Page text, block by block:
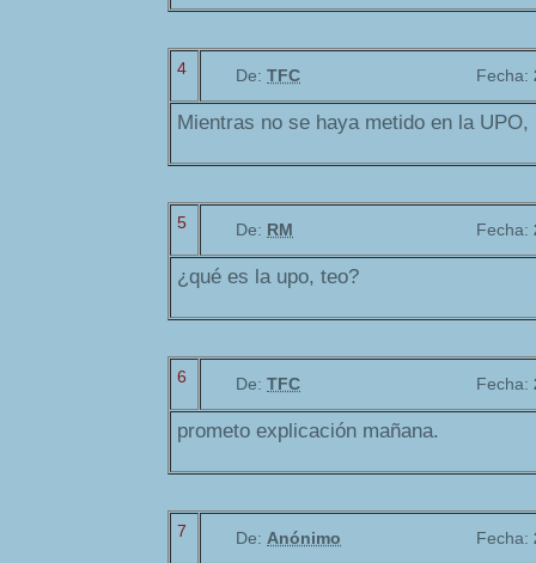
4 De: TFC Fecha:
Mientras no se haya metido en la UPO,
5 De: RM Fecha:
¿qué es la upo, teo?
6 De: TFC Fecha:
prometo explicación mañana.
7 De: Anónimo Fecha: